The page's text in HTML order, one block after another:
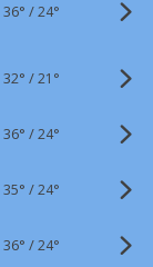
36° /24°
32° /21°
36° /24°
35° /24°
36° /24°